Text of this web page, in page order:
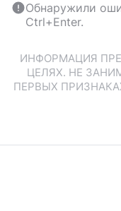
Обнаружили
Ctrl+Enter.
ИНФОРМАЦИЯ
ЦЕЛЯХ. НЕ
ПЕРВЫХ